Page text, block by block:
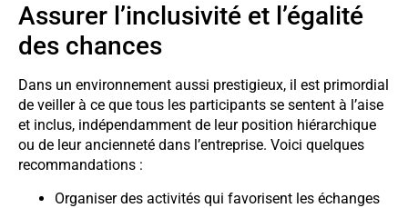
Assurer l’inclusivité et l’égalité
des chances
Dans un environnement aussi prestigieux, il est primordial
de veiller à ce que tous les participants se sentent à l’aise
et inclus, indépendamment de leur position hiérarchique
ou de leur ancienneté dans l’entreprise. Voici quelques
recommandations :
Organiser des activités qui favorisent les échanges